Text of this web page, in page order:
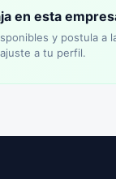
en esta
y postula a
ajuste a tu perfil.